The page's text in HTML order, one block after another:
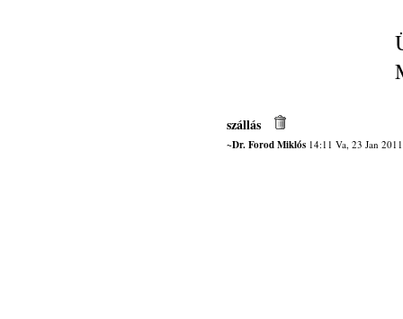
szállás
~Dr. Forod Miklós14:11 Va, 23 Jan 2011